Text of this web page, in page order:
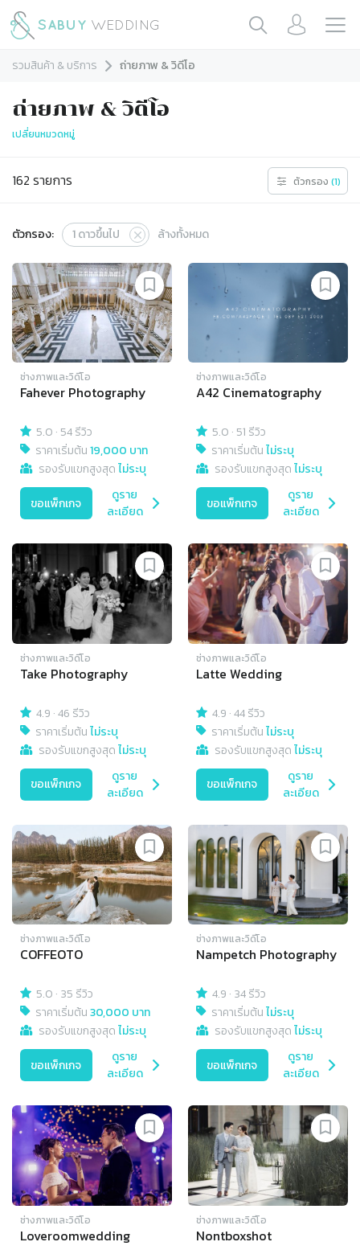
รวมสินค้า & บริการ ถ่ายภาพ & วิดีโอ
ถ่ายภาพ & วิดีโอ
เปลี่ยนหมวดหมู่
162 รายการ ตัวกรอง (1)
ตัวกรอง: 1ดาวขึ้นไป ล้างทั้งหมด
ช่างภาพและวิดีโอ
Fahever Photography
5.0 · 54 รีวิว
ราคาเริ่มต้น19,000 บาท
รองรับแขกสูงสุดไม่ระบุ
ขอแพ็กเกจ
ดูราย
ละเอียด
ช่างภาพและวิดีโอ
A42 Cinematography
5.0 · 51 รีวิว
ราคาเริ่มต้นไม่ระบุ
รองรับแขกสูงสุดไม่ระบุ
ขอแพ็กเกจ
ดูราย
ละเอียด
ช่างภาพและวิดีโอ
Take Photography
4.9 ·46 รีวิว
ราคาเริ่มต้นไม่ระบุ
รองรับแขกสูงสุดไม่ระบุ
ขอแพ็กเกจ
ดูราย
ละเอียด
ช่างภาพและวิดีโอ
Latte Wedding
4.9 ·44 รีวิว
ราคาเริ่มต้นไม่ระบุ
รองรับแขกสูงสุดไม่ระบุ
ขอแพ็กเกจ
ดูราย
ละเอียด
ช่างภาพและวิดีโอ
COFFEOTO
5.0 · 35 รีวิว
ราคาเริ่มต้น30,000 บาท
รองรับแขกสูงสุดไม่ระบุ
ขอแพ็กเกจ
ดูราย
ละเอียด
ช่างภาพและวิดีโอ
Nampetch Photography
4.9 · 34 รีวิว
ราคาเริ่มต้นไม่ระบุ
รองรับแขกสูงสุดไม่ระบุ
ขอแพ็กเกจ
ดูราย
ละเอียด
ช่างภาพและวิดีโอ
Loveroomwedding
ช่างภาพและวิดีโอ
Nontboxshot